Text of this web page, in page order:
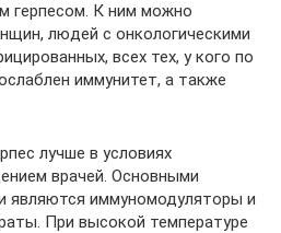
герпесом. К ним можно
людей с онкологическими
всех тех, у кого по
иммунитет, а также
лучше в условиях
врачей. Основными
являются иммуномодуляторы и
При высокой температуре